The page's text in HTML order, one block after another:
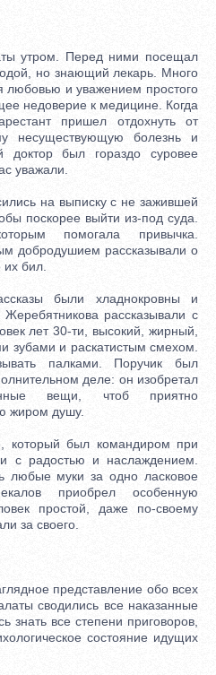
утром. Перед ними посещал
но знающий лекарь. Много
любовью и уважением простого
недоверие к медицине. Когда
пришел отдохнуть от
несуществующую болезнь и
доктор был гораздо суровее
уважали.
на выписку с не зажившей
поскорее выйти из-под суда.
помогала привычка.
добродушием рассказывали о
бил.
были хладнокровны и
рассказывали с
лет 30-ти, высокий, жирный,
и раскатистым смехом.
палками. Поручик был
деле: он изобретал
вещи, чтоб приятно
жиром душу.
был командиром при
с радостью и наслаждением.
любые муки за одно ласковое
приобрел особенную
простой, даже по-своему
за своего.
представление обо всех
сводились все наказанные
знать все степени приговоров,
состояние идущих